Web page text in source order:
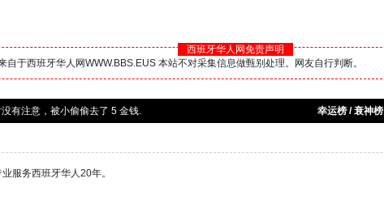
西班牙华人网免责声明
于西班牙华人网WWW.BBS.EUS 本站不对采集信息做甄别处理。网友自行判断。
有注意，被小偷偷去了 5 金钱. 幸运榜 / 衰神榜
服务西班牙华人20年。